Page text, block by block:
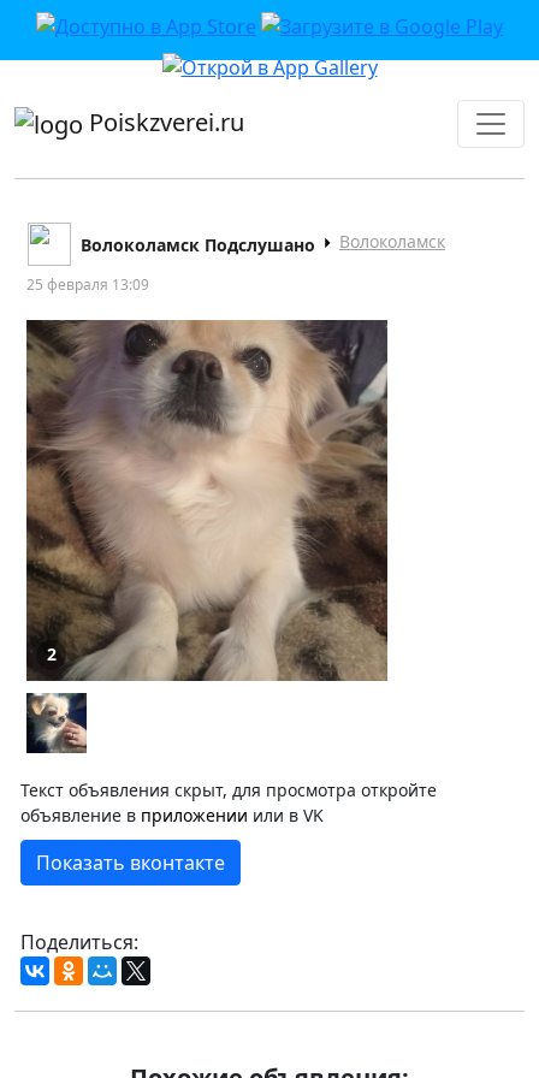
приложении или в VK">
Poiskzverei.ru
Волоколамск Подслушано Волоколамск
25 февраля 13:09
2
Текст объявления скрыт, для просмотра откройте
объявление в приложении или в VK
Показать вконтакте
Поделиться: